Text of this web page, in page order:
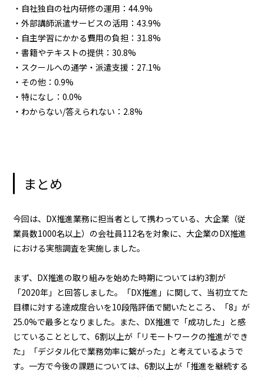
・自社独自の社内研修の運用：44.9%
・外部講師派遣サービスの活用：43.9%
・自主学習にかかる費用の負担：31.8%
・書籍やテキストの提供：30.8%
・スクールへの通学・派遣支援：27.1%
・その他：0.9%
・特になし：0.0%
・わからない/答えられない：2.8%
まとめ
今回は、DX推進業務に担当者として携わっている、大企業（従
業員数1000名以上）の会社員112名を対象に、大企業のDX推進
における実態調査を実施しました。
まず、DX推進の取り組みを始めた時期については約3割が
「2020年」と回答しました。「DX推進」に関して、当初立てた
目標に対する達成度合いを10段階評価で聞いたところ、「8」が
25.0%で最多となりました。また、DX推進で「成功した」と感
じていることとして、6割以上が「リモートワークの推進ができ
た」「デジタル化で業務効率に繋がった」と考えているようで
す。一方で今後の課題については、6割以上が「推進を継続する